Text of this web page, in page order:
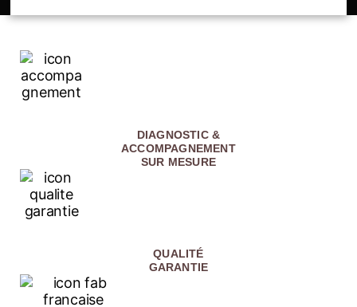
DIAGNOSTIC &
ACCOMPAGNEMENT
SUR MESURE
QUALITÉ
GARANTIE